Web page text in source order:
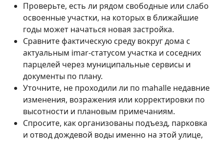
Проверьте, есть ли рядом свободные или слабо
освоенные участки, на которых в ближайшие
годы может начаться новая застройка.
Сравните фактическую среду вокруг дома с
актуальным imar-статусом участка и соседних
парцелей через муниципальные сервисы и
документы по плану.
Уточните, не проходили ли по mahalle недавние
изменения, возражения или корректировки по
высотности и плановым примечаниям.
Спросите, как организованы подъезд, парковка
и отвод дождевой воды именно на этой улице,